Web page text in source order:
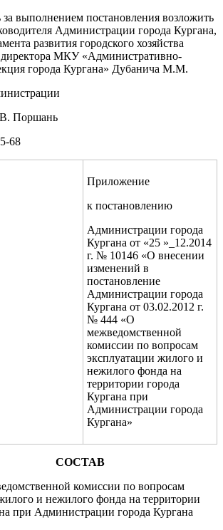
за выполнением постановления возложить
Администрации города Кургана,
развития городского хозяйства
МКУ «Административно-
города Кургана» Дубанича М.М.
Поршань
68
Приложение
к постановлению
Администрации города
Кургана от «25 »_12.2014
г. № 10146 «О внесении
изменений в
постановление
Администрации города
Кургана от 03.02.2012 г.
№ 444 «О
межведомственной
комиссии по вопросам
эксплуатации жилого и
нежилого фонда на
территории города
Кургана при
Администрации города
Кургана»
СОСТАВ
комиссии по вопросам
и нежилого фонда на территории
при Администрации города Кургана